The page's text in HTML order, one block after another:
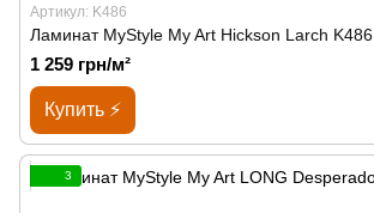
Артикул: K486
Ламинат MyStyle My Art Hickson Larch K486
1 259 грн/м²
Купить ⚡
3